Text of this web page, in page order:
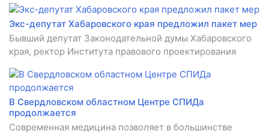
Экс-депутат Хабаровского края предложил пакет мер
Бывший депутат Законодательной думы Хабаровского
края, ректор Института правового проектирования
В Свердловском областном Центре СПИДа
продолжается
Современная медицина позволяет в большинстве